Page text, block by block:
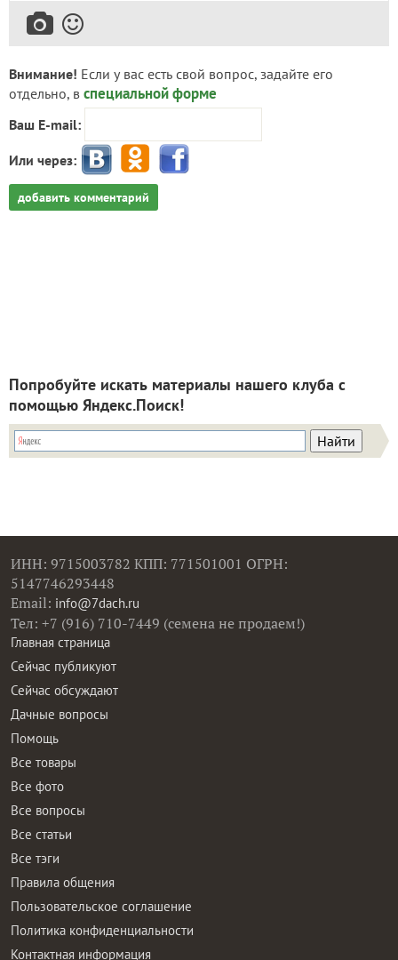
Внимание! Если у вас есть свой вопрос, задайте его
отдельно, в специальной форме
Ваш E-mail:
Или через:
добавить комментарий
Попробуйте искать материалы нашего клуба с
помощью Яндекс.Поиск!
ИНН: 9715003782 КПП: 771501001 ОГРН:
5147746293448
Email: info@7dach.ru
Тел: +7 (916) 710-7449 (семена не продаем!)
Главная страница
Сейчас публикуют
Сейчас обсуждают
Дачные вопросы
Помощь
Все товары
Все фото
Все вопросы
Все статьи
Все тэги
Правила общения
Пользовательское соглашение
Политика конфиденциальности
Контактная информация